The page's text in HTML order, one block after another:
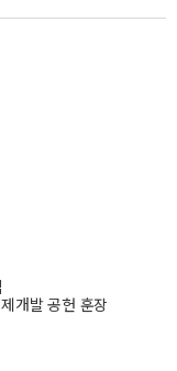
개발 공헌 훈장